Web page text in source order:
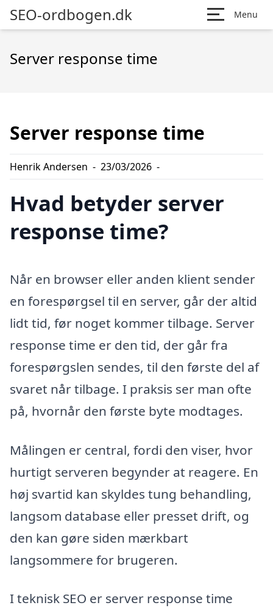
SEO-ordbogen.dk Menu
Server response time
Server response time
Henrik Andersen - 23/03/2026 -
Hvad betyder server
response time?
Når en browser eller anden klient sender
en forespørgsel til en server, går der altid
lidt tid, før noget kommer tilbage. Server
response time er den tid, der går fra
forespørgslen sendes, til den første del af
svaret når tilbage. I praksis ser man ofte
på, hvornår den første byte modtages.
Målingen er central, fordi den viser, hvor
hurtigt serveren begynder at reagere. En
høj svartid kan skyldes tung behandling,
langsom database eller presset drift, og
den kan gøre siden mærkbart
langsommere for brugeren.
I teknisk SEO er server response time